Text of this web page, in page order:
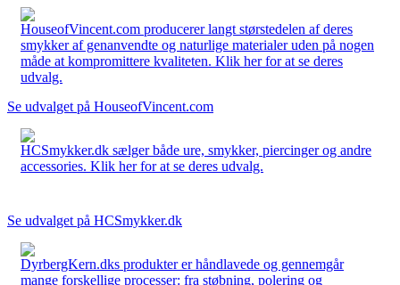
HouseofVincent.com producerer langt størstedelen af deres
smykker af genanvendte og naturlige materialer uden på nogen
måde at kompromittere kvaliteten. Klik her for at se deres
udvalg.
Se udvalget på HouseofVincent.com
HCSmykker.dk sælger både ure, smykker, piercinger og andre
accessories. Klik her for at se deres udvalg.
Se udvalget på HCSmykker.dk
DyrbergKern.dks produkter er håndlavede og gennemgår
mange forskellige processer: fra støbning, polering og